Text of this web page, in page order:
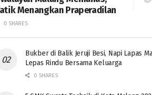
Menangkan Praperadilan
0 SHARES
Bukber di Balik Jeruji Besi, Napi Lapas
Lepas Rindu Bersama Keluarga
0 SHARES